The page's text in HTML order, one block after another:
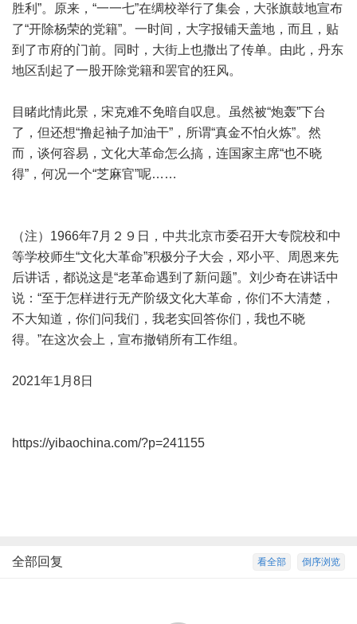
胜利”。原来，“一一七”在绸校举行了集会，大张旗鼓地宣布
了“开除杨荣的党籍”。一时间，大字报铺天盖地，而且，贴
到了市府的门前。同时，大街上也撒出了传单。由此，丹东
地区刮起了一股开除党籍和罢官的狂风。
目睹此情此景，宋克难不免暗自叹息。虽然被“炮轰”下台
了，但还想“撸起袖子加油干”，所谓“真金不怕火炼”。然
而，谈何容易，文化大革命怎么搞，连国家主席“也不晓
得”，何况一个“芝麻官”呢……
（注）1966年7月２９日，中共北京市委召开大专院校和中
等学校师生“文化大革命”积极分子大会，邓小平、周恩来先
后讲话，都说这是“老革命遇到了新问题”。刘少奇在讲话中
说：“至于怎样进行无产阶级文化大革命，你们不大清楚，
不大知道，你们问我们，我老实回答你们，我也不晓
得。”在这次会上，宣布撤销所有工作组。
2021年1月8日
https://yibaochina.com/?p=241155
倒序浏览
看全部
全部回复